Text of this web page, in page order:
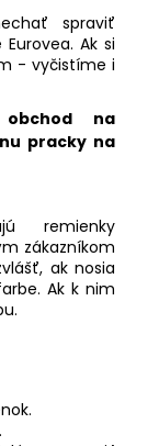
spraviť
Ak si
- vyčistíme i
na
pracky na
remienky
zákazníkom
ak nosia
Ak k nim
.